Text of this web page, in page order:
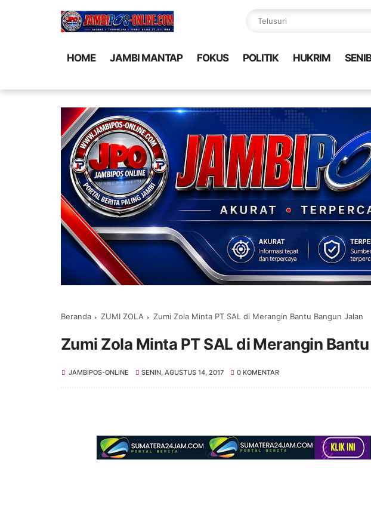
HOME JAMBI MANTAP FOKUS POLITIK HUKRIM
Beranda ZUMI ZOLA Zumi Zola Minta PT SAL di Merangin Bantu Bangun Jalan
Zumi Zola Minta PT SAL di Merangin
JAMBIPOS-ONLINE SENIN, AGUSTUS 14, 2017 0 KOMENTAR